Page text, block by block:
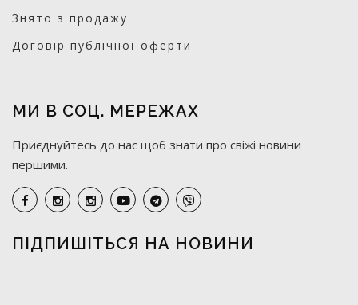
Знято з продажу
Договір публічної оферти
МИ В СОЦ. МЕРЕЖАХ
Приєднуйтесь до нас щоб знати про свіжі новини
першими.
ПІДПИШІТЬСЯ НА НОВИНИ